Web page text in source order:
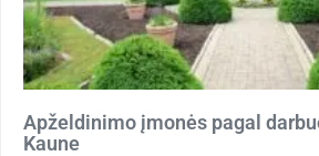
Apželdinimo įmonės pagal
Kaune